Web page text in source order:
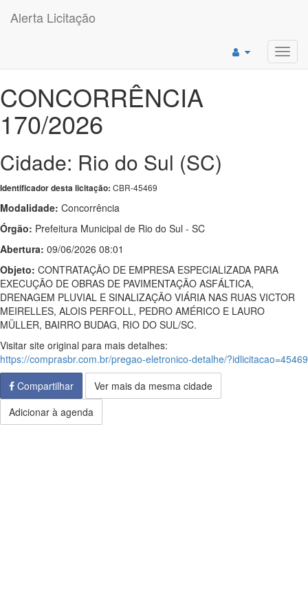
Alerta Licitação
CONCORRÊNCIA
170/2026
Cidade: Rio do Sul (SC)
Identificador desta licitação: CBR-45469
Modalidade: Concorrência
Órgão: Prefeitura Municipal de Rio do Sul - SC
Abertura: 09/06/2026 08:01
Objeto: CONTRATAÇÃO DE EMPRESA ESPECIALIZADA PARA
EXECUÇÃO DE OBRAS DE PAVIMENTAÇÃO ASFÁLTICA,
DRENAGEM PLUVIAL E SINALIZAÇÃO VIÁRIA NAS RUAS VICTOR
MEIRELLES, ALOIS PERFOLL, PEDRO AMÉRICO E LAURO
MÜLLER, BAIRRO BUDAG, RIO DO SUL/SC.
Visitar site original para mais detalhes:
https://comprasbr.com.br/pregao-eletronico-detalhe/?idlicitacao=45469
Compartilhar
Ver mais da mesma cidade
Adicionar à agenda